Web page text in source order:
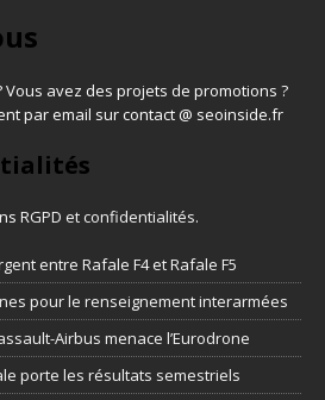
avez des projets de promotions ?
par email sur contact @ seoinside.fr
RGPD et confidentialités.
entre Rafale F4 et Rafale F5
pour le renseignement interarmées
Airbus menace l’Eurodrone
porte les résultats semestriels